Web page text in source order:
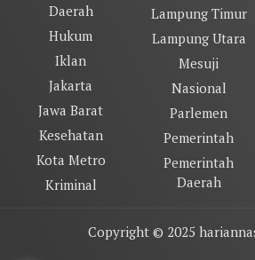
Daerah
Hukum
Iklan
Jakarta
Jawa Barat
Kesehatan
Kota Metro
Kriminal
Lampung Timur
Lampung Utara
Mesuji
Nasional
Parlemen
Pemerintah
Pemerintah
Daerah
Copyright © 2025